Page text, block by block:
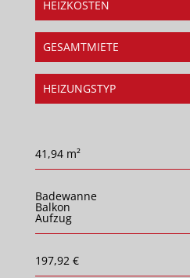
HEIZKOSTEN
GESAMTMIETE
HEIZUNGSTYP
41,94 m²
Badewanne
Balkon
Aufzug
197,92 €